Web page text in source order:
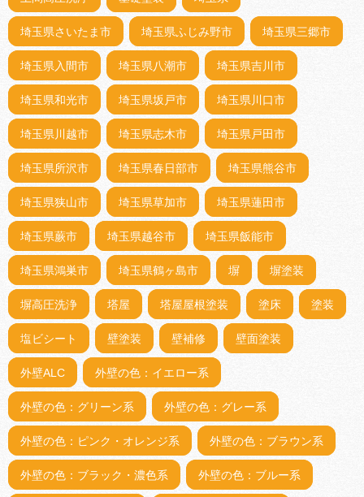
埼玉県さいたま市 埼玉県ふじみ野市 埼玉県三郷市
埼玉県入間市 埼玉県八潮市 埼玉県吉川市
埼玉県和光市 埼玉県坂戸市 埼玉県川口市
埼玉県川越市 埼玉県志木市 埼玉県戸田市
埼玉県所沢市 埼玉県春日部市 埼玉県熊谷市
埼玉県狭山市 埼玉県草加市 埼玉県蓮田市
埼玉県蕨市 埼玉県越谷市 埼玉県飯能市
埼玉県鴻巣市 埼玉県鶴ヶ島市 塀 塀塗装
塀高圧洗浄 塔屋 塔屋屋根塗装 塗床 塗装
塩ビシート 壁塗装 壁補修 壁面塗装
外壁ALC 外壁の色：イエロー系
外壁の色：グリーン系 外壁の色：グレー系
外壁の色：ピンク・オレンジ系 外壁の色：ブラウン系
外壁の色：ブラック・濃色系 外壁の色：ブルー系